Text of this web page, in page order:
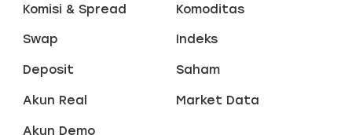
Komisi & Spread
Swap
Deposit
Akun Real
Akun Demo
Komoditas
Indeks
Saham
Market Data